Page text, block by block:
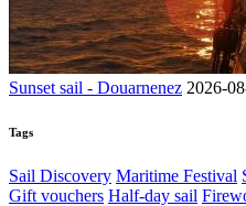
Sunset sail - Douarnenez 2026-
Tags
Sail Discovery Maritime Festival
Gift vouchers Half-day sail